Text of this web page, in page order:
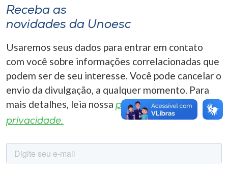
Selecione
o idioma
Receba as
novidades da Unoesc
Usaremos seus dados para entrar em contato
com você sobre informações correlacionadas que
podem ser de seu interesse. Você pode cancelar o
envio da divulgação, a qualquer momento. Para
mais detalhes, leia nossa política de
privacidade.